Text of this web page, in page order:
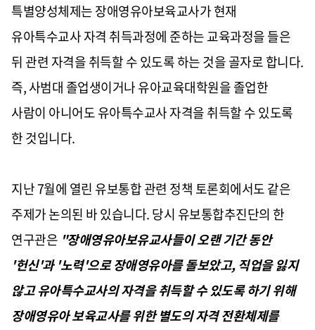
특별양성체제는 장애영유아보육교사가 현재
유아특수교사 자격 취득과정에 준하는 교육과정을 들은
뒤 관련 자격을 취득할 수 있도록 하는 것을 골자로 합니다.
즉, 사범대 졸업생이거나 유아교육대학원을 졸업한
사람이 아니어도 유아특수교사 자격을 취득할 수 있도록
한 것입니다.
지난 7월에 열린 유보통합 관련 정책 토론회에서도 같은
주제가 논의된 바 있습니다. 당시 유보통합추진단의 한
연구관은 "장애영유아보유교사들이 오랜 기간 동안
'헌신'과 '노력'으로 장애영유아를 돌보았고, 직업을 잃지
않고 유아특수교사의 자격을 취득할 수 있도록 하기 위해
장애영유아 보육교사를 위한 별도의 자격 전환체제를